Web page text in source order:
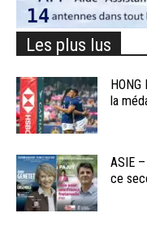
Les plus lus
la
ASIE
ce